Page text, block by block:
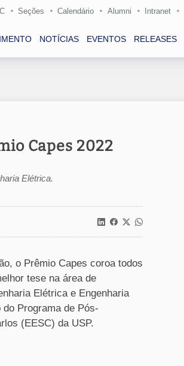
Seções Calendário Alumni Intranet
NOTÍCIAS EVENTOS RELEASES
Capes 2022
Elétrica.
o Prêmio Capes coroa todos
tese na área de
Elétrica e Engenharia
Programa de Pós-
(EESC) da USP.